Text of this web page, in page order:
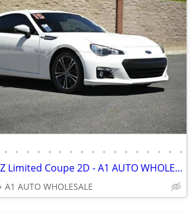
• • • • • • • • • • • • • • • • •
2015 Subaru BRZ Limited Coupe 2D - A1 AUTO WHOLESALE
A1 AUTO WHOLESALE